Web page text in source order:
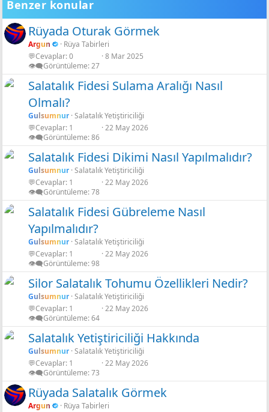
Benzer konular
Rüyada Oturak Görmek
Argun
Rüya Tabirleri
💬Cevaplar 0
👁️‍🗨️Görüntüleme 27
8 Mar 2025
Salatalık Fidesi Sulama Aralığı Nasıl
Olmalı?
Gulsumnur Salatalık Yetiştiriciliği
💬Cevaplar 1
👁️‍🗨️Görüntüleme 86
22 May 2026
Salatalık Fidesi Dikimi Nasıl Yapılmalıdır?
Gulsumnur Salatalık Yetiştiriciliği
💬Cevaplar 1
👁️‍🗨️Görüntüleme 78
22 May 2026
Salatalık Fidesi Gübreleme Nasıl
Yapılmalıdır?
Gulsumnur Salatalık Yetiştiriciliği
💬Cevaplar 1
👁️‍🗨️Görüntüleme 98
22 May 2026
Silor Salatalık Tohumu Özellikleri Nedir?
Gulsumnur Salatalık Yetiştiriciliği
💬Cevaplar 1
👁️‍🗨️Görüntüleme 64
22 May 2026
Salatalık Yetiştiriciliği Hakkında
Gulsumnur Salatalık Yetiştiriciliği
💬Cevaplar 1
👁️‍🗨️Görüntüleme 73
22 May 2026
Rüyada Salatalık Görmek
Argun
Rüya Tabirleri